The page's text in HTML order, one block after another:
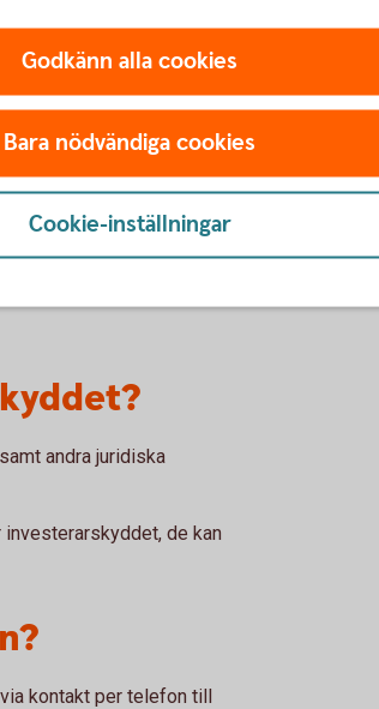
för förlorade
och täcker därmed
av derivat såsom
även medel som
utförs.
pensions-sparandet
andra juridiska
de kan
kontakt per telefon till
Godkänn alla cookies
Bara nödvändiga cookies
Cookie-inställningar